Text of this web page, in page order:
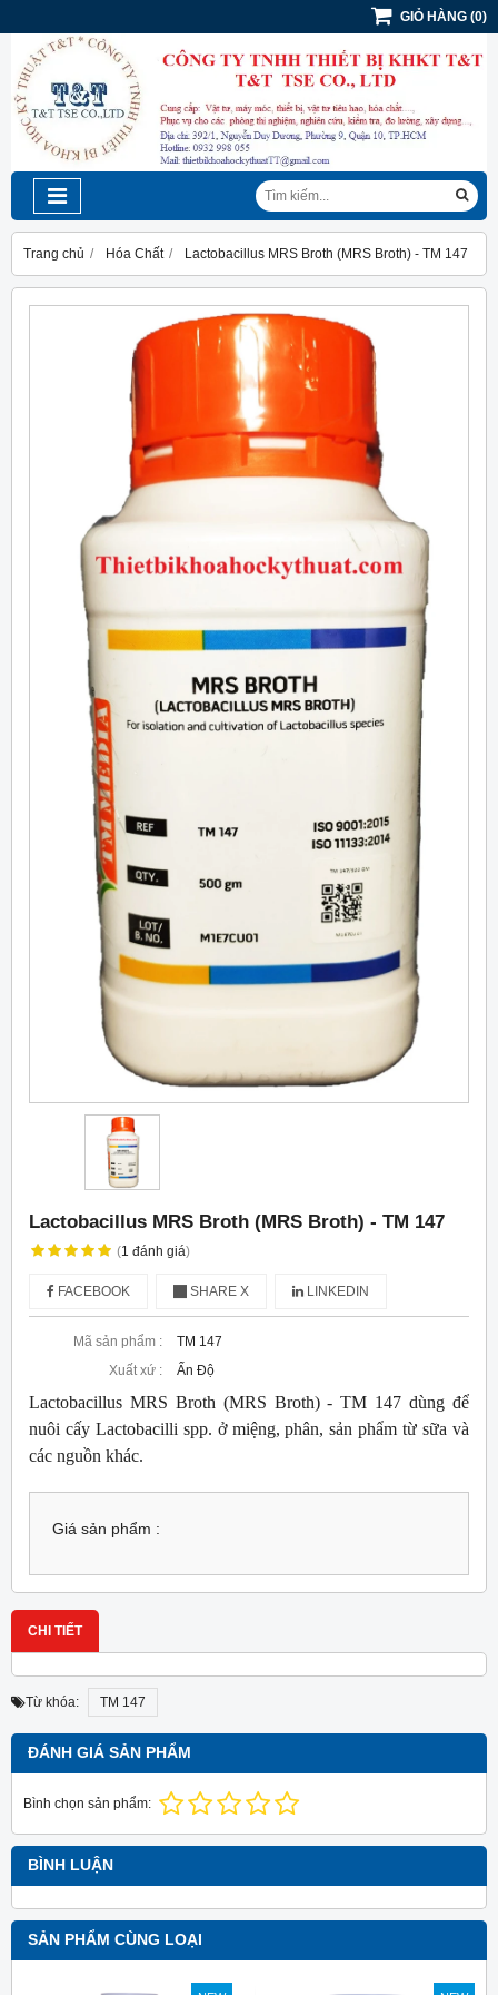
GIỎ HÀNG (0)
Trang chủ Hóa Chất Lactobacillus MRS Broth (MRS Broth) - TM 147
Lactobacillus MRS Broth (MRS Broth) - TM 147
(1 đánh giá)
FACEBOOK SHARE X LINKEDIN
Mã sản phẩm :
TM 147
Xuất xứ :
Ấn Độ
Lactobacillus MRS Broth (MRS Broth) - TM 147 dùng để
nuôi cấy Lactobacilli spp. ở miệng, phân, sản phẩm từ sữa và
các nguồn khác.
Giá sản phẩm :
CHI TIẾT
Từ khóa: TM 147
ĐÁNH GIÁ SẢN PHẨM
Bình chọn sản phẩm:
BÌNH LUẬN
SẢN PHẨM CÙNG LOẠI